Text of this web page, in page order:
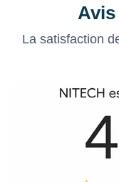
La satisfaction